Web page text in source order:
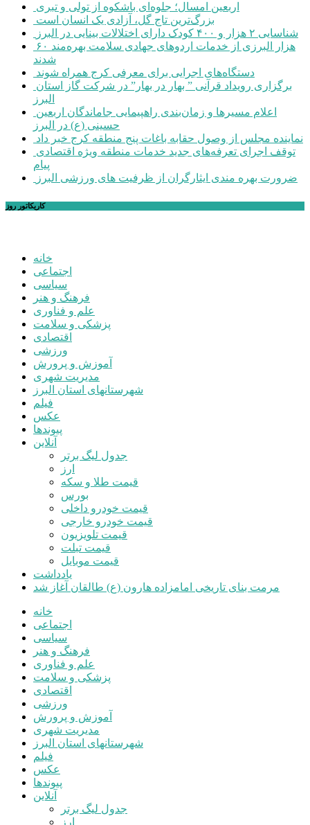
اربعین امسال؛ جلوه‌ای باشکوه از تولی و تبری
بزرگ‌ترین تاج گل، آزادی یک انسان است
شناسایی ۲ هزار و ۴۰۰ کودک دارای اختلالات بینایی در البرز
۶۰ هزار البرزی از خدمات اردوهای جهادی سلامت بهره‌مند
شدند
دستگاه‌های اجرایی برای معرفی کرج همراه شوند
البرز
حسینی (ع) در البرز
نماینده مجلس از وصول حقابه باغات پنج منطقه کرج خبر داد
پیام
ضرورت بهره مندی ایثارگران از ظرفیت های ورزشی البرز
کاریکاتور روز
خانه
اجتماعی
سیاسی
فرهنگ و هنر
علم و فناوری
پزشکی و سلامت
اقتصادی
ورزشی
آموزش و پرورش
مدیریت شهری
شهرستانهای استان البرز
فیلم
عکس
پیوندها
آنلاین
جدول لیگ برتر
ارز
قیمت طلا و سکه
بورس
قیمت خودرو داخلی
قیمت خودرو خارجی
قیمت تلویزیون
قیمت تبلت
قیمت موبایل
یادداشت
مرمت بنای تاریخی امامزاده هارون (ع) طالقان آغاز شد
خانه
اجتماعی
سیاسی
فرهنگ و هنر
علم و فناوری
پزشکی و سلامت
اقتصادی
ورزشی
آموزش و پرورش
مدیریت شهری
شهرستانهای استان البرز
فیلم
عکس
پیوندها
آنلاین
جدول لیگ برتر
ارز